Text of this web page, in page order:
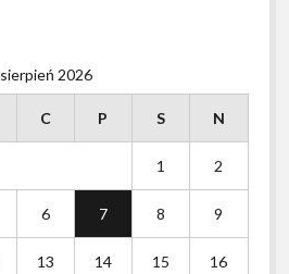
sierpień 2026
C P S N
1 2
6 7 8 9
13 14 15 16